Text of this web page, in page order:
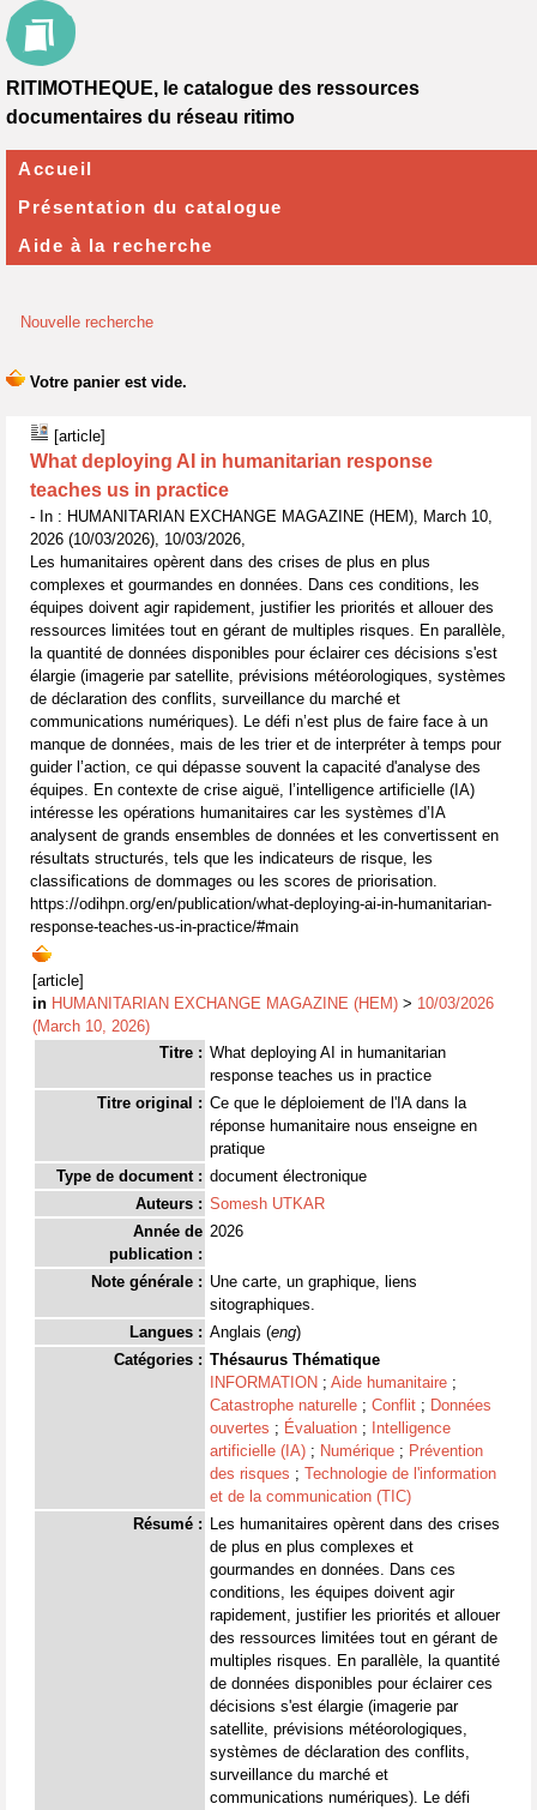
Nouvelle recherche
[article]
What deploying AI in humanitarian response
teaches us in practice
- In : HUMANITARIAN EXCHANGE MAGAZINE (HEM), March 10,
2026 (10/03/2026), 10/03/2026,
Les humanitaires opèrent dans des crises de plus en plus
complexes et gourmandes en données. Dans ces conditions, les
équipes doivent agir rapidement, justifier les priorités et allouer des
ressources limitées tout en gérant de multiples risques. En parallèle,
la quantité de données disponibles pour éclairer ces décisions s'est
élargie (imagerie par satellite, prévisions météorologiques, systèmes
de déclaration des conflits, surveillance du marché et
communications numériques). Le défi n’est plus de faire face à un
manque de données, mais de les trier et de interpréter à temps pour
guider l’action, ce qui dépasse souvent la capacité d'analyse des
équipes. En contexte de crise aiguë, l’intelligence artificielle (IA)
intéresse les opérations humanitaires car les systèmes d’IA
analysent de grands ensembles de données et les convertissent en
résultats structurés, tels que les indicateurs de risque, les
classifications de dommages ou les scores de priorisation.
https://odihpn.org/en/publication/what-deploying-ai-in-humanitarian-
response-teaches-us-in-practice/#main
[article]
in HUMANITARIAN EXCHANGE MAGAZINE (HEM) > 10/03/2026
(March 10, 2026)
Titre : What deploying AI in humanitarian
response teaches us in practice
Titre original : Ce que le déploiement de l'IA dans la
réponse humanitaire nous enseigne en
pratique
Type de document : document électronique
Auteurs : Somesh UTKAR
Année de
publication :
2026
Note générale : Une carte, un graphique, liens
sitographiques.
Langues : Anglais (eng)
Catégories : Thésaurus Thématique
INFORMATION ; Aide humanitaire ;
Catastrophe naturelle ; Conflit ; Données
ouvertes ; Évaluation ;
Intelligence
artificielle (IA) ; Numérique ; Prévention
des risques ; Technologie de l'information
et de la communication (TIC)
Résumé : Les humanitaires opèrent dans des crises
de plus en plus complexes et
gourmandes en données. Dans ces
conditions, les équipes doivent agir
rapidement, justifier les priorités et allouer
des ressources limitées tout en gérant de
multiples risques. En parallèle, la quantité
de données disponibles pour éclairer ces
décisions s'est élargie (imagerie par
satellite, prévisions météorologiques,
systèmes de déclaration des conflits,
surveillance du marché et
communications numériques). Le défi
RITIMOTHEQUE, le catalogue des ressources
documentaires du réseau ritimo
Accueil
Présentation du catalogue
Aide à la recherche